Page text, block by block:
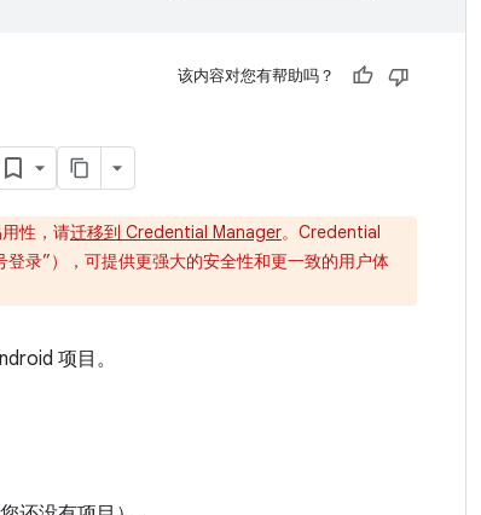
该内容对您有帮助吗？
性，请迁移到 Credential Manager。Credential
录”），可提供更强大的安全性和更一致的用户体
项目。